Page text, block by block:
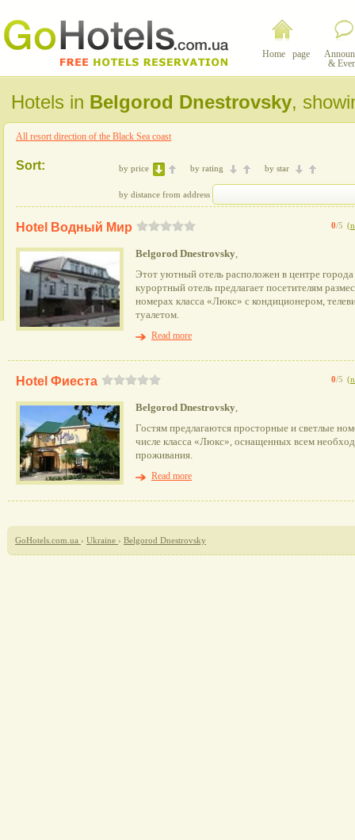
Home page
&
Hotels in Belgorod Dnestrovsky,
All resort direction of the Black Sea coast
Sort: by price by rating by star
by distance from address
0/5 (
Hotel Водный Мир
Belgorod Dnestrovsky,
Этот уютный отель расположен в центре
курортный отель предлагает посетителям
номерах класса «Люкс» с кондиционером,
туалетом.
Read more
0/5 (
Hotel Фиеста
Belgorod Dnestrovsky,
Гостям предлагаются просторные и светлые
числе класса «Люкс», оснащенных всем
проживания.
Read more
GoHotels.com.ua › Ukraine › Belgorod Dnestrovsky